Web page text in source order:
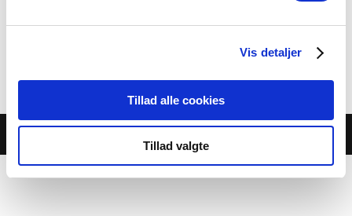
Vis detaljer
Tillad alle cookies
Tillad valgte
Category:Buffet-Antipasto